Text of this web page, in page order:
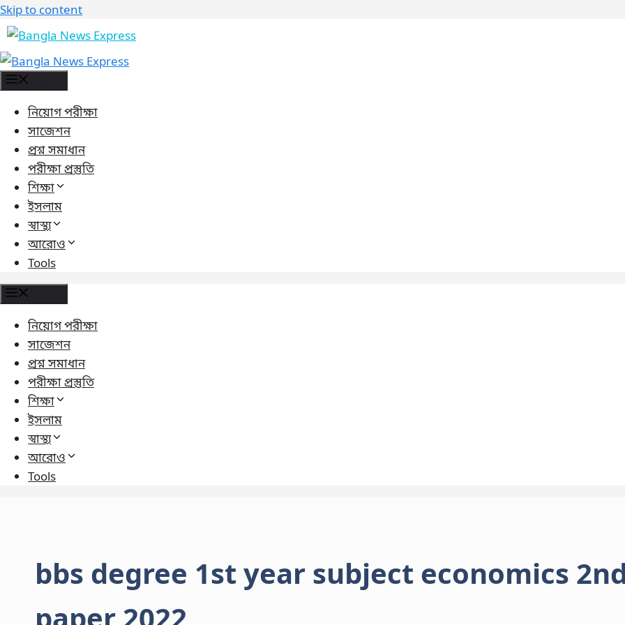
Skip to content
নিয়োগ পরীক্ষা
সাজেশন
প্রশ্ন সমাধান
পরীক্ষা প্রস্তুতি
শিক্ষা
ইসলাম
স্বাস্থ্য
আরোও
Tools
নিয়োগ পরীক্ষা
সাজেশন
প্রশ্ন সমাধান
পরীক্ষা প্রস্তুতি
শিক্ষা
ইসলাম
স্বাস্থ্য
আরোও
Tools
bbs degree 1st year subject economics